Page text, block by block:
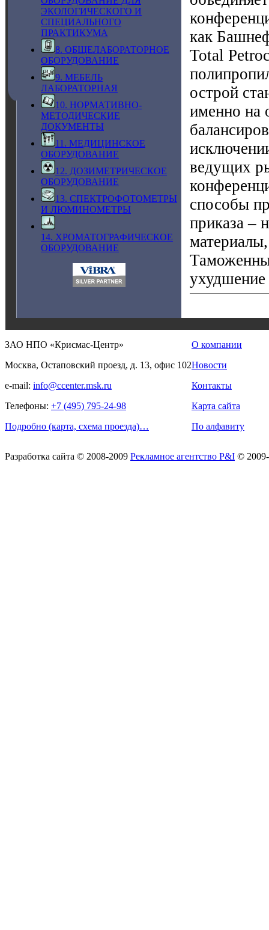
ЭКОЛОГИЧЕСКОГО И
СПЕЦИАЛЬНОГО
ПРАКТИКУМА
8. ОБЩЕЛАБОРАТОРНОЕ
ОБОРУДОВАНИЕ
9. МЕБЕЛЬ
ЛАБОРАТОРНАЯ
10. НОРМАТИВНО-
МЕТОДИЧЕСКИЕ
ДОКУМЕНТЫ
11. МЕДИЦИНСКОЕ
ОБОРУДОВАНИЕ
12. ДОЗИМЕТРИЧЕСКОЕ
ОБОРУДОВАНИЕ
13. СПЕКТРОФОТОМЕТРЫ
И ЛЮМИНОМЕТРЫ
14. ХРОМАТОГРАФИЧЕСКОЕ
ОБОРУДОВАНИЕ
как
Total
острой
именно на
ведущих
способы
приказа –
ухудшение
ЗАО НПО «Крисмас-Центр»
Москва, Остаповский проезд, д. 13, офис 102
e-mail: info@ccenter.msk.ru
Телефоны: +7 (495) 795-24-98
Подробно (карта, схема проезда)…
О компании
Новости
Контакты
Карта сайта
По алфавиту
Разработка сайта © 2008-2009 Рекламное агентство P&I ©